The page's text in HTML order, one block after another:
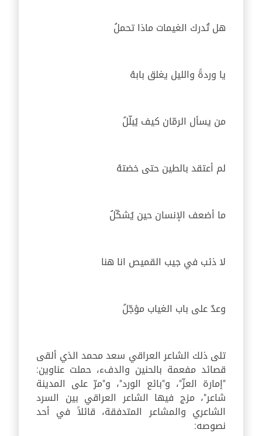
هل تُدرك الغيمات ماذا تحملُ
يا وردةً والليل يغلق بابهُ
من يسأل الرمّان كيف يُبلّلُ
لم أعتقد بالطين حتى خضتهُ
ما أضعف الإنسان حين يُشكّلُ
لا ذئب في جيب القميص انا هنا
وعدٌ على باب الغياب مؤجّلُ
تلى ذلك الشاعر العراقي سعد محمد الذي ألقى
قصائد مفعمة بالحنين والدفء، حملت عناوين:
"إمارة العزّ"، و"بائع الورد"، و"مرّ على المدينة
شاعر"، مزج فيها الشاعر العراقي بين السرد
الشاعري والمشاعر المتدفقة، قائلاً في أحد
نصوصه: